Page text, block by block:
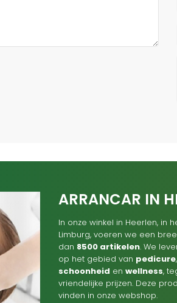
ARRANCAR IN
In onze winkel in Heerlen, in
Limburg, voeren we een
dan 8500 artikelen. We
op het gebied van pedicure,
schoonheid en wellness,
vriendelijke prijzen. Deze
vinden in onze webshop.